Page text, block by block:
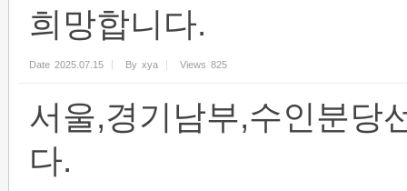
희망합니다.
Date 2025.07.15 By xya Views 825
서울,경기남부,수인분당
다.